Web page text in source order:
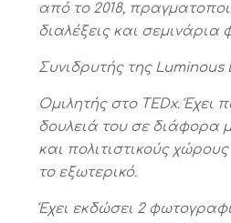
από το 2018,
διαλέξεις και
Συνιδρυτής της Luminous
Ομιλητής στο TEDx. Έχει
δουλειά του σε διάφορα
και πολιτιστικούς
το εξωτερικό.
Έχει εκδώσει 2